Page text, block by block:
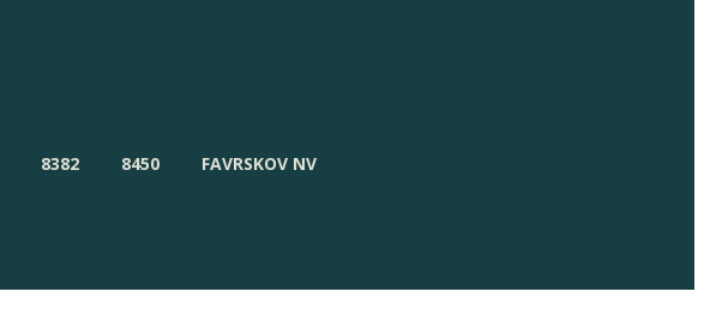
8382 8450 FAVRSKOV NV